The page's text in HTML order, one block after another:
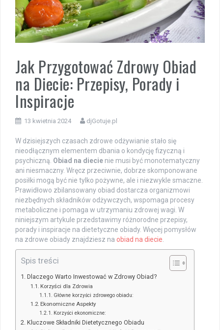
Jak Przygotować Zdrowy Obiad
na Diecie: Przepisy, Porady i
Inspiracje
13 kwietnia 2024 djGotuje.pl
W dzisiejszych czasach zdrowe odżywianie stało się
nieodłącznym elementem dbania o kondycję fizyczną i
psychiczną. Obiad na diecie nie musi być monotematyczny
ani niesmaczny. Wręcz przeciwnie, dobrze skomponowane
posiłki mogą być nie tylko pożywne, ale i niezwykle smaczne.
Prawidłowo zbilansowany obiad dostarcza organizmowi
niezbędnych składników odżywczych, wspomaga procesy
metaboliczne i pomaga w utrzymaniu zdrowej wagi. W
niniejszym artykule przedstawimy różnorodne przepisy,
porady i inspiracje na dietetyczne obiady. Więcej pomysłów
na zdrowe obiady znajdziesz na obiad na diecie
Spis treści
Dlaczego Warto Inwestować w Zdrowy Obiad?
Korzyści dla Zdrowia
Główne korzyści zdrowego obiadu:
Ekonomiczne Aspekty
Korzyści ekonomiczne:
Kluczowe Składniki Dietetycznego Obiadu